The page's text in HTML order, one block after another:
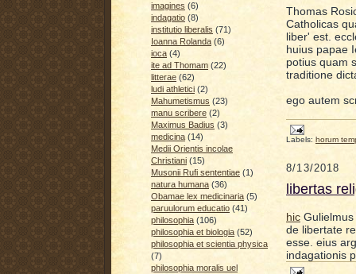
imagines (6)
indagatio (8)
institutio liberalis (71)
Ioanna Rolanda (6)
ioca (4)
ite ad Thomam (22)
litterae (62)
ludi athletici (2)
Mahumetismus (23)
manu scribere (2)
Maximus Badius (3)
medicina (14)
Medii Orientis incolae
Christiani (15)
Musonii Rufi sententiae (1)
natura humana (36)
Obamae lex medicinaria (5)
paruulorum educatio (41)
philosophia (106)
philosophia et biologia (52)
philosophia et scientia physica
(7)
philosophia moralis uel
Thomas
Catholicas
liber' est.
huius papae
potius quam
traditione
ego autem
Labels: horum
8/13/2018
libertas
hic
de libertate
esse. eius
indagationis